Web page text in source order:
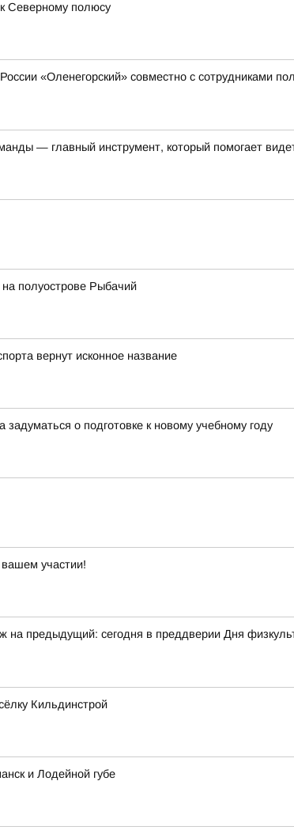
Северному полюсу
«Оленегорский» совместно с сотрудниками
— главный инструмент, который помогает
полуострове Рыбачий
вернут исконное название
о подготовке к новому учебному году
участии!
на предыдущий: сегодня в преддверии Дня
Кильдинстрой
и Лодейной губе